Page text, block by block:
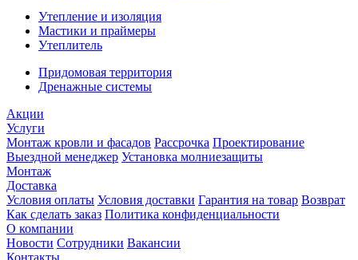
Утепление и изоляция
Мастики и праймеры
Утеплитель
Придомовая территория
Дренажные системы
Акции
Услуги
Монтаж кровли и фасадов Рассрочка Проектирование
Выездной менеджер Установка молниезащиты
Монтаж
Доставка
Условия оплаты Условия доставки Гарантия на товар Возврат
Как сделать заказ Политика конфиденциальности
О компании
Новости Сотрудники Вакансии
Контакты